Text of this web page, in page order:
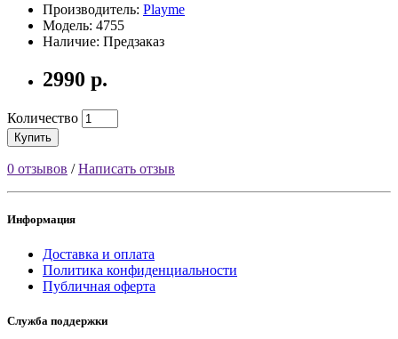
Производитель: Playme
Модель: 4755
Наличие: Предзаказ
2990 р.
Количество
Купить
0 отзывов /Написать отзыв
Информация
Доставка и оплата
Политика конфиденциальности
Публичная оферта
Служба поддержки